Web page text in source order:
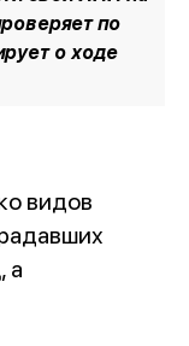
по
о ходе
видов
а